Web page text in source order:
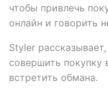
чтобы привлечь
онлайн и говорить
Styler
совершить покупку
встретить обмана.